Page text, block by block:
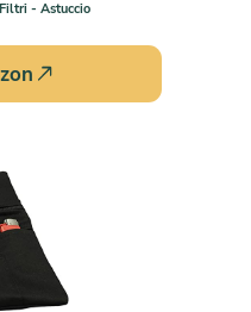
- Astuccio